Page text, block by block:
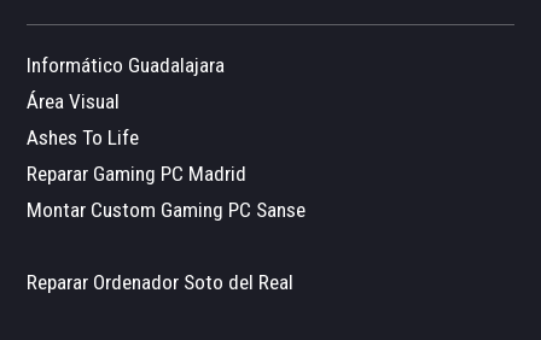
Informático Guadalajara
Área Visual
Ashes To Life
Reparar Gaming PC Madrid
Montar Custom Gaming PC Sanse
Reparar Ordenador Soto del Real